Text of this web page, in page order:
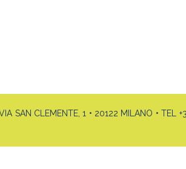
SAN CLEMENTE, 1 • 20122 MILANO • TEL